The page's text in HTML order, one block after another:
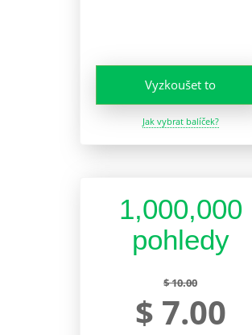
Vyzkoušet to
Jak vybrat balíček?
1,000,000
pohledy
$ 10.00
$ 7.00